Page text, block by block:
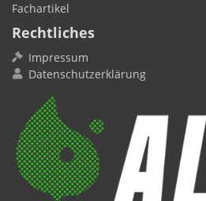
Fachartikel
Rechtliches
Impressum
Datenschutzerklärung